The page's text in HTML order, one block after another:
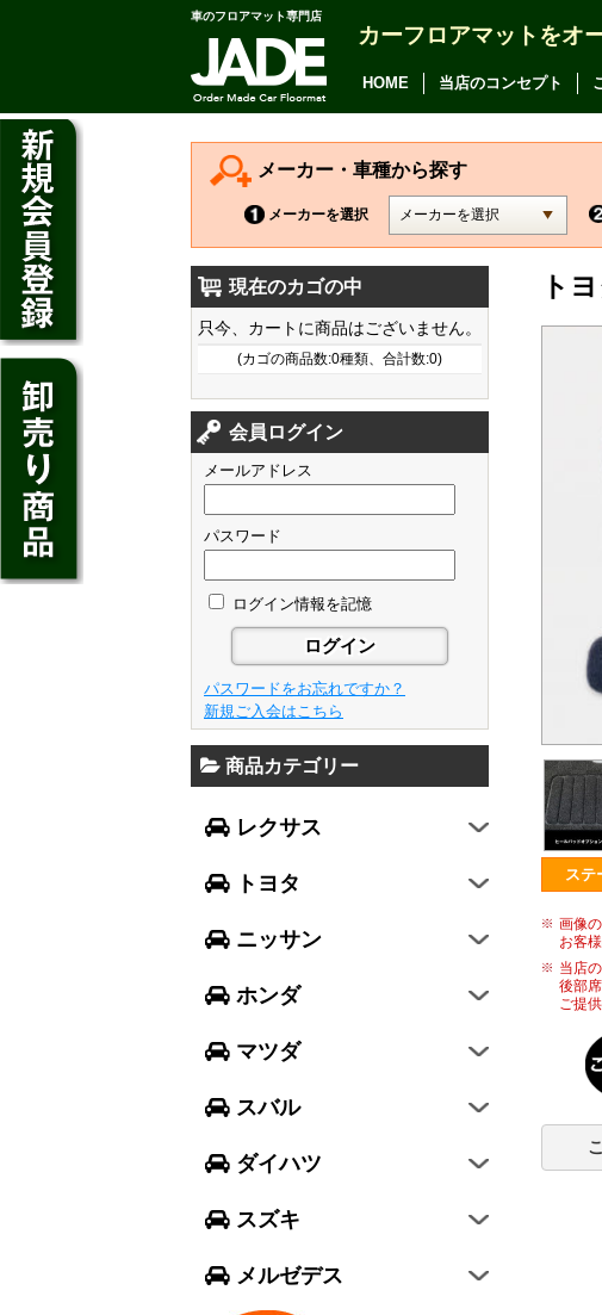
車のフロアマット専門店
カーフロアマットをオ
HOME 当店のコンセプト
メーカー・車種から探す
メーカーを選択
ト
ステ
画像
お客
当店
後部
ご提
現在のカゴの中
只今、カートに商品はございません。
(カゴの商品数:0種類、合計数:0)
会員ログイン
メールアドレス
パスワード
ログイン情報を記憶
パスワードをお忘れですか？
新規ご入会はこちら
商品カテゴリー
レクサス
CT200h
HS250h
GS
GS F
NX
RX
LX570
RC
LC
トヨタ
アルファード
ヴェルファイア
カムリ
カローラ アクシオ
プレミオ
プリウス
SAI
クラウン アスリート
クラウン マジェスタ
クラウン ロイヤル
アベンシス
カローラ フィールダー
プリウスα
FJクルーザー
CH-R
ハリアー
86
ニッサン
デイズ
デイズ ルークス
ジューク
ノート
キューブ
セレナ
エルグランド
エクストレイル
ティアナ
スカイライン
GT-R
ホンダ
フィット
シャトル
ジェイド
フリード
N-ONE
N-BOX
N-BOX SLASH
N-BOX+
N-WGN
グレイス
ヴェゼル
マツダ
フレア
フレアワゴン
フレアクロスオーバー
キャロル
デミオ
アクセラ スポーツ
アテンザ ワゴン
CX-3
ビアンテ
スバル
レガシィ B4
レガシィ アウトバック
WRX S4
インプレッサ スポーツ
インプレッサ G4
エクシーガ クロスオーバー7
ダイハツ
ミラ イース
ミラ
ミラ ココア
ムーヴ キャンバス
タント
トール
スズキ
スペーシア
ハスラー
エヴリィワゴン
スイフト
ジムニー シエラ
メルゼデス
Aクラス
GLCクラス